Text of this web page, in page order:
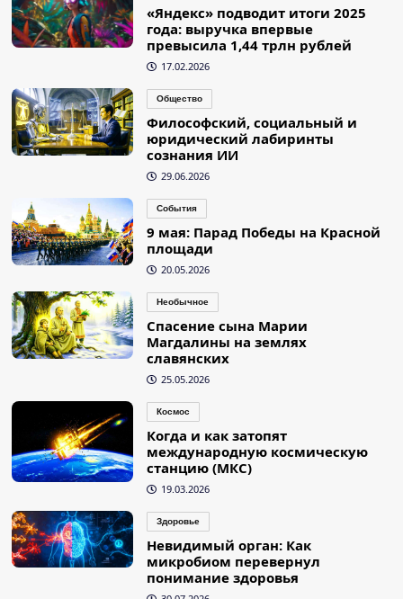
«Яндекс» подводит итоги 2025
года: выручка впервые
превысила 1,44 трлн рублей
17.02.2026
Общество
Философский, социальный и
юридический лабиринты
сознания ИИ
29.06.2026
События
9 мая: Парад Победы на Красной
площади
20.05.2026
Необычное
Спасение сына Марии
Магдалины на землях
славянских
25.05.2026
Космос
Когда и как затопят
международную космическую
станцию (МКС)
19.03.2026
Здоровье
Невидимый орган: Как
микробиом перевернул
понимание здоровья